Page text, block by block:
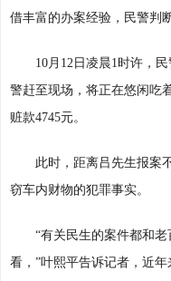
借丰富的办案经验，民警判
10月12日凌晨1时许，
警赶至现场，将正在悠闲吃
赃款4745元。
此时，距离吕先生报案
窃车内财物的犯罪事实。
“有关民生的案件都和
看，”叶熙平告诉记者，近